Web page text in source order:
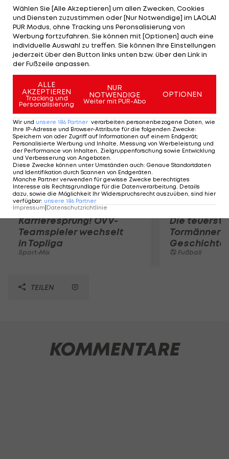
ereignisarmen ersten Halbzeit trifft Vedad
Ibisevic (71.) per Abstauber zunächst zur Führung
und legt in Minute 92 per Kopf nochmals einen
Treffer nach. Bei den Gästen wird der Ex-
Stuttgarter Kevin Kuranyi von den VfB-Fans
gnadenlos ausgepfiffen.
Mehr zum Thema
Karrieresprung! ÖVV-
Teamspieler wechselt
in Topliga
Sport-Mix
Die
Tormänner
Geschichte
Fußball
TEILEN
KOMMENTARE
Wählen Sie [Alle Akzeptieren] um allen Zwecken, Cookies
und Diensten zuzustimmen oder [Nur Notwendige] im LAOLA1
PUR Modus, ohne Tracking uns Peronsalisierung von
Werbung fortzufahren. Sie können mit [Optionen] auch eine
individuelle Auswahl zu treffen. Sie können Ihre Einstellungen
jederzeit über den Button links unten bzw. über den Link in
der Fußzeile anpassen.
ALLE
AKZEPTIEREN
Tracking und
Personalisierung
NUR
NOTWENDIGE
Weiter mit PUR-Abo
OPTIONEN
Wir und unsere 186 Partner verarbeiten personenbezogene Daten, wie
Ihre IP-Adresse und Browser-Attribute für die folgenden Zwecke:
Speichern von oder Zugriff auf Informationen auf einem Endgerät;
Personalisierte Werbung und Inhalte, Messung von Werbeleistung und
der Performance von Inhalten, Zielgruppenforschung sowie Entwicklung
und Verbesserung von Angeboten.
Diese Zwecke können unter Umständen auch: Genaue Standortdaten
und Identifikation durch Scannen von Endgeräten.
Manche Partner verwenden für gewisse Zwecke berechtigtes
Interesse als Rechtsgrundlage für die Datenverarbeitung. Details
dazu, sowie die Möglichkeit Ihr Widerspruchsrecht auszuüben, sind hier
verfügbar: unsere 186 Partner
Impressum Datenschutzrichtlinie